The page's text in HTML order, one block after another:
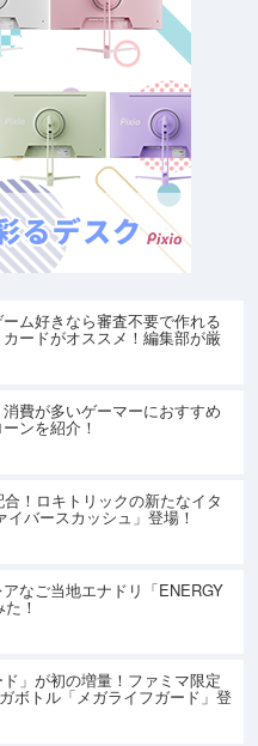
ム好きなら審査不要で作れる
ードがオススメ！編集部が厳
費が多いゲーマーにおすすめ
ンを紹介！
！ロキトリックの新たなイタ
バースカッシュ」登場！
なご当地エナドリ「ENERGY
！
」が初の増量！ファミマ限定
ボトル「メガライフガード」登